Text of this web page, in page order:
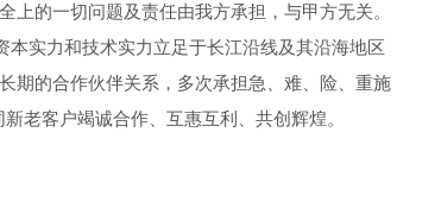
的一切问题及责任由我方承担，与甲方无关。
本实力和技术实力立足于长江沿线及其沿海地区
期的合作伙伴关系，多次承担急、难、险、重施
老客户竭诚合作、互惠互利、共创辉煌。